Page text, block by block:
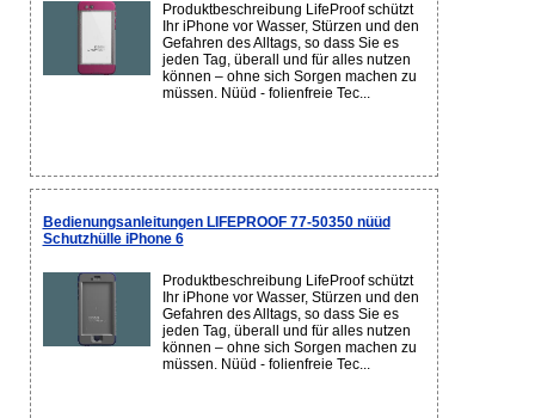
Produktbeschreibung LifeProof schützt
Ihr iPhone vor Wasser, Stürzen und den
Gefahren des Alltags, so dass Sie es
jeden Tag, überall und für alles nutzen
können ‒ ohne sich Sorgen machen zu
müssen. Nüüd - folienfreie Tec...
Bedienungsanleitungen LIFEPROOF 77-50350 nüüd
Schutzhülle iPhone 6
Produktbeschreibung LifeProof schützt
Ihr iPhone vor Wasser, Stürzen und den
Gefahren des Alltags, so dass Sie es
jeden Tag, überall und für alles nutzen
können ‒ ohne sich Sorgen machen zu
müssen. Nüüd - folienfreie Tec...